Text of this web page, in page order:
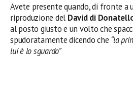
Avete presente quando, di fronte a
riproduzione del David di
al posto giusto e un volto che
spudoratamente dicendo che “la
lui è lo sguardo”